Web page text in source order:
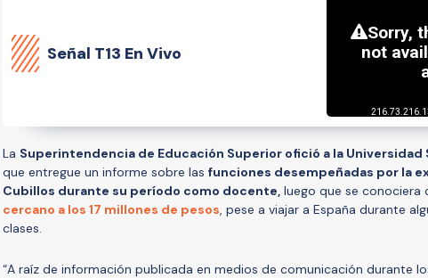
Señal T13 En Vivo
La Superintendencia de Educación Superior ofició a la Universidad
que entregue un informe sobre las funciones desempeñadas por la
Cubillos durante su período como docente, luego que se conociera
cercano a los 17 millones de pesos, pese a viajar a España durante
clases.
“A raíz de información publicada en medios de comunicación durante